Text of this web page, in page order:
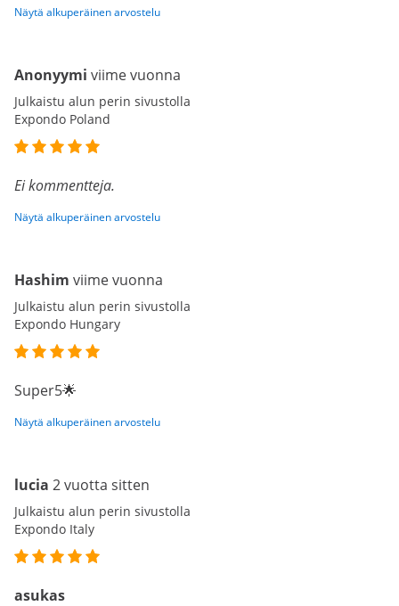
Näytä alkuperäinen arvostelu
Anonyymi viime vuonna
Julkaistu alun perin sivustolla
Expondo Poland
Ei kommentteja.
Näytä alkuperäinen arvostelu
Hashim viime vuonna
Julkaistu alun perin sivustolla
Expondo Hungary
Super5🌟
Näytä alkuperäinen arvostelu
lucia 2 vuotta sitten
Julkaistu alun perin sivustolla
Expondo Italy
asukas